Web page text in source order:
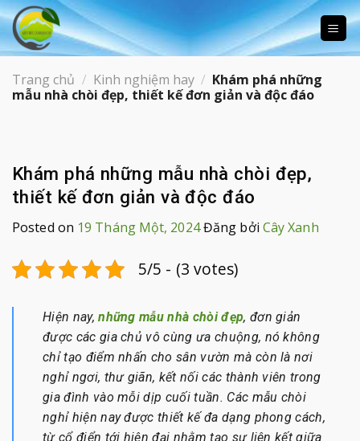
Skip
to
content
Trang chủ / Kinh nghiệm hay / Khám phá những
mẫu nhà chòi đẹp, thiết kế đơn giản và độc đáo
Khám phá những mẫu nhà chòi đẹp,
thiết kế đơn giản và độc đáo
Posted on 19 Tháng Một, 2024Đăng bởi Cây Xanh
5/5 - (3 votes)
Hiện nay,những mẫu nhà chòi đẹp, đơn giản
được các gia chủ vô cùng ưa chuộng, nó không
chỉ tạo điểm nhấn cho sân vườn mà còn là nơi
nghỉ ngơi, thư giãn, kết nối các thành viên trong
gia đình vào mỗi dịp cuối tuần. Các mẫu chòi
nghỉ hiện nay được thiết kế đa dạng phong cách,
từ cổ điển tới hiện đại nhằm tạo sự liên kết giữa